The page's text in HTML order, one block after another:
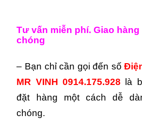
Tư vấn miễn phí. Giao hàng
chóng
– Bạn chỉ cần gọi đến số
MR VINH 0914.175.928 là
đặt hàng một cách dễ
chóng.